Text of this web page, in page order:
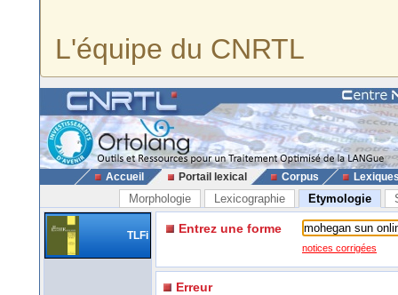
L'équipe du CNRTL
Accueil Portail lexical Corpus
Morphologie Lexicographie Etymologie
TLFi Entrez une forme
notices corrigées
Erreur